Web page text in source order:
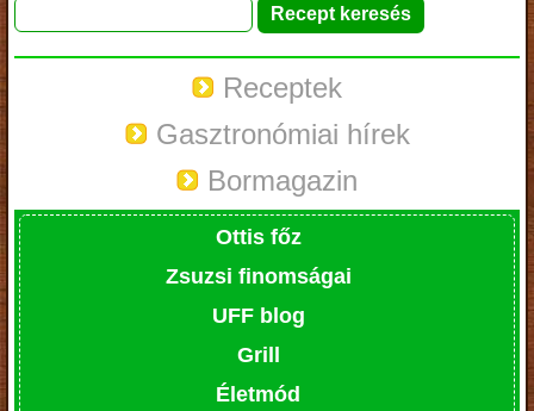
Receptek
Gasztronómiai hírek
Bormagazin
Ottis főz
Zsuzsi finomságai
UFF blog
Grill
Életmód